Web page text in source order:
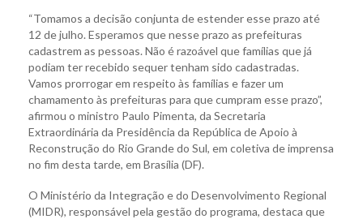
“Tomamos a decisão conjunta de estender esse prazo até
12 de julho. Esperamos que nesse prazo as prefeituras
cadastrem as pessoas. Não é razoável que famílias que já
podiam ter recebido sequer tenham sido cadastradas.
Vamos prorrogar em respeito às famílias e fazer um
chamamento às prefeituras para que cumpram esse prazo”,
afirmou o ministro Paulo Pimenta, da Secretaria
Extraordinária da Presidência da República de Apoio à
Reconstrução do Rio Grande do Sul, em coletiva de imprensa
no fim desta tarde, em Brasília (DF).
O Ministério da Integração e do Desenvolvimento Regional
(MIDR), responsável pela gestão do programa, destaca que